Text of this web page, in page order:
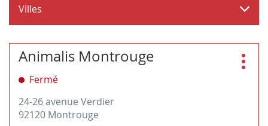
Villes
Appuyer
sur
ENTRÉE
pour
Magasin
Animalis Montrouge
Fermé
24-26 avenue Verdier
92120 Montrouge
Plus